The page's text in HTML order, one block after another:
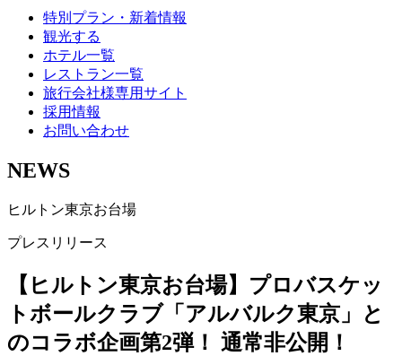
特別プラン・新着情報
観光する
ホテル一覧
レストラン一覧
旅行会社様専用サイト
採用情報
お問い合わせ
NEWS
ヒルトン東京お台場
プレスリリース
【ヒルトン東京お台場】プロバスケッ
トボールクラブ「アルバルク東京」と
のコラボ企画第2弾！ 通常非公開！